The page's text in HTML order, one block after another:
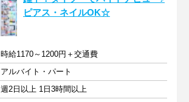
ピアス・ネイルOK☆
時給1170～1200円＋交通費
アルバイト・パート
週2日以上 1日3時間以上